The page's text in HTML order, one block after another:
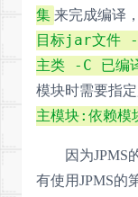
集 来完成编译
目标jar文件
主类 -C 已编
模块时需要指
主模块:依赖
因为JPMS
有使用JPMS的